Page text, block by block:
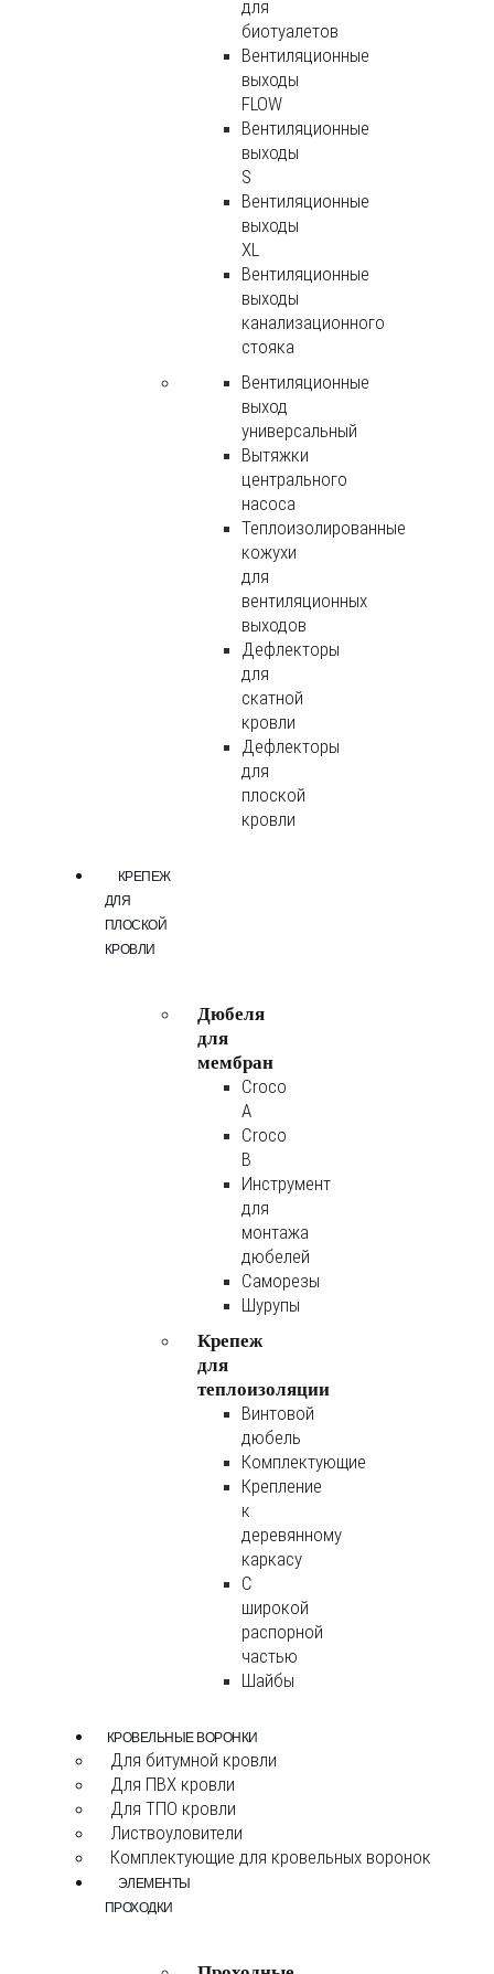
для
биотуалетов
Вентиляционные
выходы
FLOW
Вентиляционные
выходы
S
Вентиляционные
выходы
XL
Вентиляционные
выходы
канализационного
стояка
Вентиляционные
выход
универсальный
Вытяжки
центрального
насоса
Теплоизолированные
кожухи
для
вентиляционных
выходов
Дефлекторы
для
скатной
кровли
Дефлекторы
для
плоской
кровли
КРЕПЕЖ
ДЛЯ
ПЛОСКОЙ
КРОВЛИ
Дюбеля
для
мембран
Croco
A
Croco
B
Инструмент
для
монтажа
дюбелей
Саморезы
Шурупы
Крепеж
для
теплоизоляции
Винтовой
дюбель
Комплектующие
Крепление
к
деревянному
каркасу
С
широкой
распорной
частью
Шайбы
КРОВЕЛЬНЫЕ ВОРОНКИ
Для битумной кровли
Для ПВХ кровли
Для ТПО кровли
Листвоуловители
Комплектующие для кровельных воронок
ЭЛЕМЕНТЫ
ПРОХОДКИ